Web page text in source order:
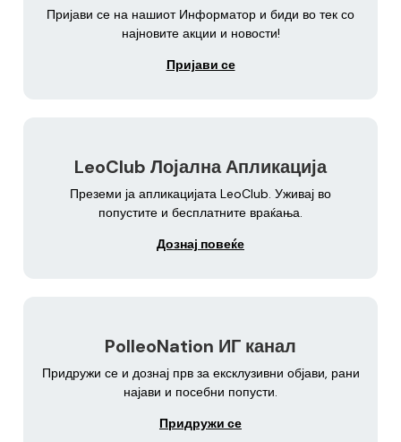
Пријави се на нашиот Информатор и биди во тек со
најновите акции и новости!
Пријави се
LeoClub Лојална Апликација
Преземи ја апликацијата LeoClub. Уживај во
попустите и бесплатните враќања.
Дознај повеќе
PolleoNation ИГ канал
Придружи се и дознај прв за ексклузивни објави, рани
најави и посебни попусти.
Придружи се